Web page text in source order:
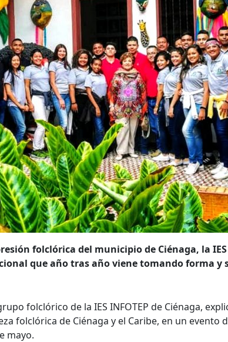
folclórica del municipio de Ciénaga, la
que año tras año viene tomando forma
folclórico de la IES INFOTEP de Ciénaga,
folclórica de Ciénaga y el Caribe, en un evento
mayo.